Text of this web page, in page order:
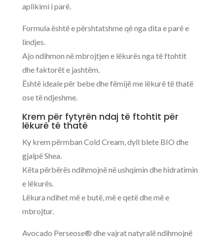
aplikimi i parë.
Formula është e përshtatshme që nga dita e parë e
lindjes.
Ajo ndihmon në mbrojtjen e lëkurës nga të ftohtit
dhe faktorët e jashtëm.
Është ideale për bebe dhe fëmijë me lëkurë të thatë
ose të ndjeshme.
Krem për fytyrën ndaj të ftohtit për
lëkurë të thatë
Ky krem përmban Cold Cream, dyll blete BIO dhe
gjalpë Shea.
Këta përbërës ndihmojnë në ushqimin dhe hidratimin
e lëkurës.
Lëkura ndihet më e butë, më e qetë dhe më e
mbrojtur.
Avocado Perseose® dhe vajrat natyralë ndihmojnë